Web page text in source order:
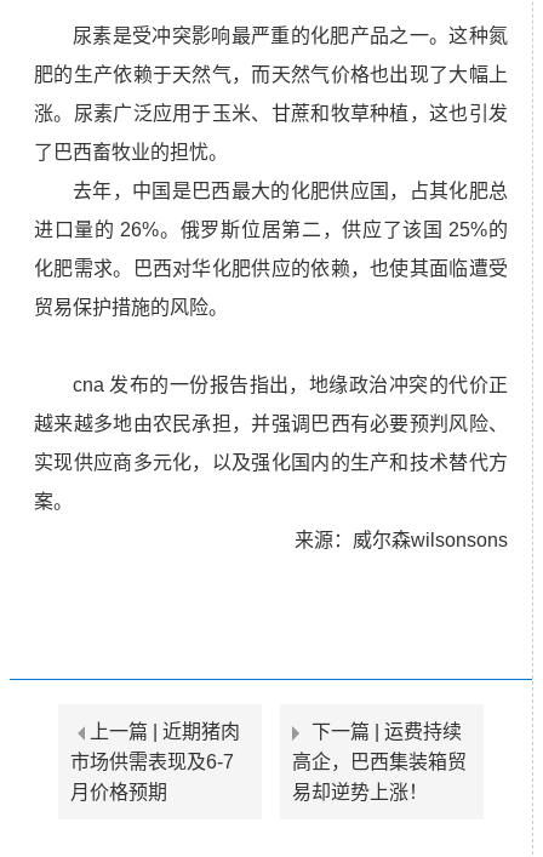
尿素是受冲突影响最严重的化肥产品之一。这种氮
肥的生产依赖于天然气，而天然气价格也出现了大幅上
涨。尿素广泛应用于玉米、甘蔗和牧草种植，这也引发
了巴西畜牧业的担忧。
去年，中国是巴西最大的化肥供应国，占其化肥总
进口量的 26%。俄罗斯位居第二，供应了该国 25%的
化肥需求。巴西对华化肥供应的依赖，也使其面临遭受
贸易保护措施的风险。
cna 发布的一份报告指出，地缘政治冲突的代价正
越来越多地由农民承担，并强调巴西有必要预判风险、
实现供应商多元化，以及强化国内的生产和技术替代方
案。
来源：威尔森wilsonsons
上一篇 | 近期猪肉
市场供需表现及6-7
月价格预期
下一篇 | 运费持续
高企，巴西集装箱贸
易却逆势上涨！